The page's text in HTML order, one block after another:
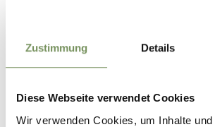
Zustimmung Details
Diese Webseite verwendet Cookies
Wir verwenden Cookies, um Inhalte